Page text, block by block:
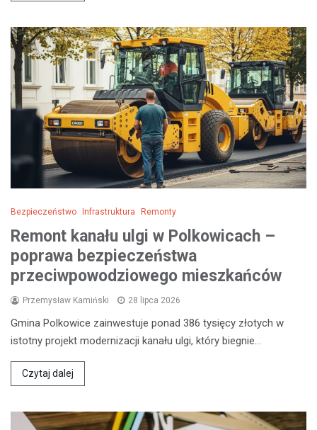
Bezpieczeństwo Infrastruktura Remonty
Remont kanału ulgi w Polkowicach –
poprawa bezpieczeństwa
przeciwpowodziowego mieszkańców
Przemysław Kamiński 28 lipca 2026
Gmina Polkowice zainwestuje ponad 386 tysięcy złotych w
istotny projekt modernizacji kanału ulgi, który biegnie…
Czytaj dalej